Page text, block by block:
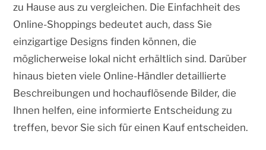
zu Hause aus zu vergleichen. Die Einfachheit des
Online-Shoppings bedeutet auch, dass Sie
einzigartige Designs finden können, die
möglicherweise lokal nicht erhältlich sind. Darüber
hinaus bieten viele Online-Händler detaillierte
Beschreibungen und hochauflösende Bilder, die
Ihnen helfen, eine informierte Entscheidung zu
treffen, bevor Sie sich für einen Kauf entscheiden.